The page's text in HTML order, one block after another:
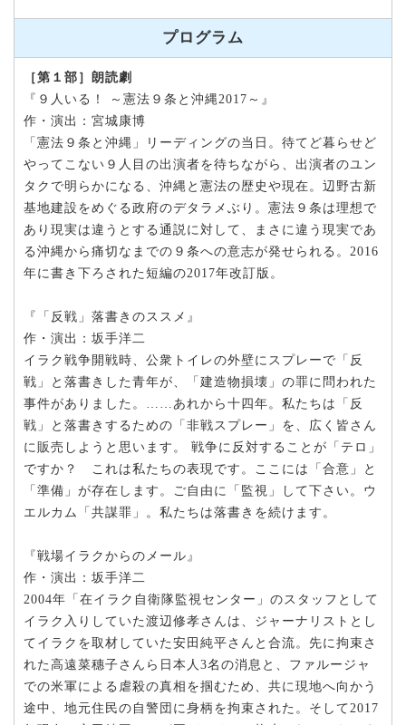
プログラム
［第１部］朗読劇
『９人いる！ ～憲法９条と沖縄2017～』
作・演出：宮城康博
「憲法９条と沖縄」リーディングの当日。待てど暮らせど
やってこない９人目の出演者を待ちながら、出演者のユン
タクで明らかになる、沖縄と憲法の歴史や現在。辺野古新
基地建設をめぐる政府のデタラメぶり。憲法９条は理想で
あり現実は違うとする通説に対して、まさに違う現実であ
る沖縄から痛切なまでの９条への意志が発せられる。2016
年に書き下ろされた短編の2017年改訂版。
『「反戦」落書きのススメ』
作・演出：坂手洋二
イラク戦争開戦時、公衆トイレの外壁にスプレーで「反
戦」と落書きした青年が、「建造物損壊」の罪に問われた
事件がありました。……あれから十四年。私たちは「反
戦」と落書きするための「非戦スプレー」を、広く皆さん
に販売しようと思います。 戦争に反対することが「テロ」
ですか？ これは私たちの表現です。ここには「合意」と
「準備」が存在します。ご自由に「監視」して下さい。ウ
エルカム「共謀罪」。私たちは落書きを続けます。
『戦場イラクからのメール』
作・演出：坂手洋二
2004年「在イラク自衛隊監視センター」のスタッフとして
イラク入りしていた渡辺修孝さんは、ジャーナリストとし
てイラクを取材していた安田純平さんと合流。先に拘束さ
れた高遠菜穗子さんら日本人3名の消息と、ファルージャ
での米軍による虐殺の真相を掴むため、共に現地へ向かう
途中、地元住民の自警団に身柄を拘束された。そして2017